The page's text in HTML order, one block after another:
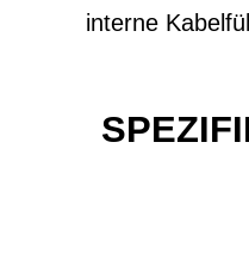
interne